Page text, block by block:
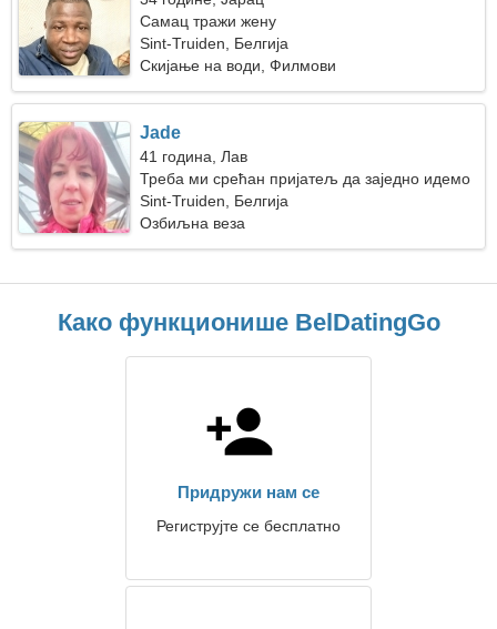
Самац тражи жену
Sint-Truiden, Белгија
Скијање на води, Филмови
Jade
41 година, Лав
Треба ми срећан пријатељ да заједно идемо
на камповање
Sint-Truiden, Белгија
Озбиљна веза
Како функционише BelDatingGo
Придружи нам се
Региструјте се бесплатно